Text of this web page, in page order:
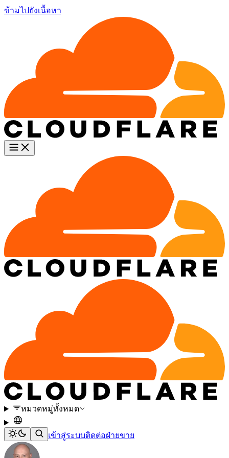
ข้ามไปยังเนื้อหา
หมวดหมู่ทั้งหมด
เข้าสู่ระบบติดต่อฝ่ายขาย